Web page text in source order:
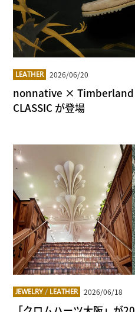
LEATHER 2026/06/20
nonnative × Timberland
CLASSIC が登場
JEWELRY / LEATHER 2026/06/18